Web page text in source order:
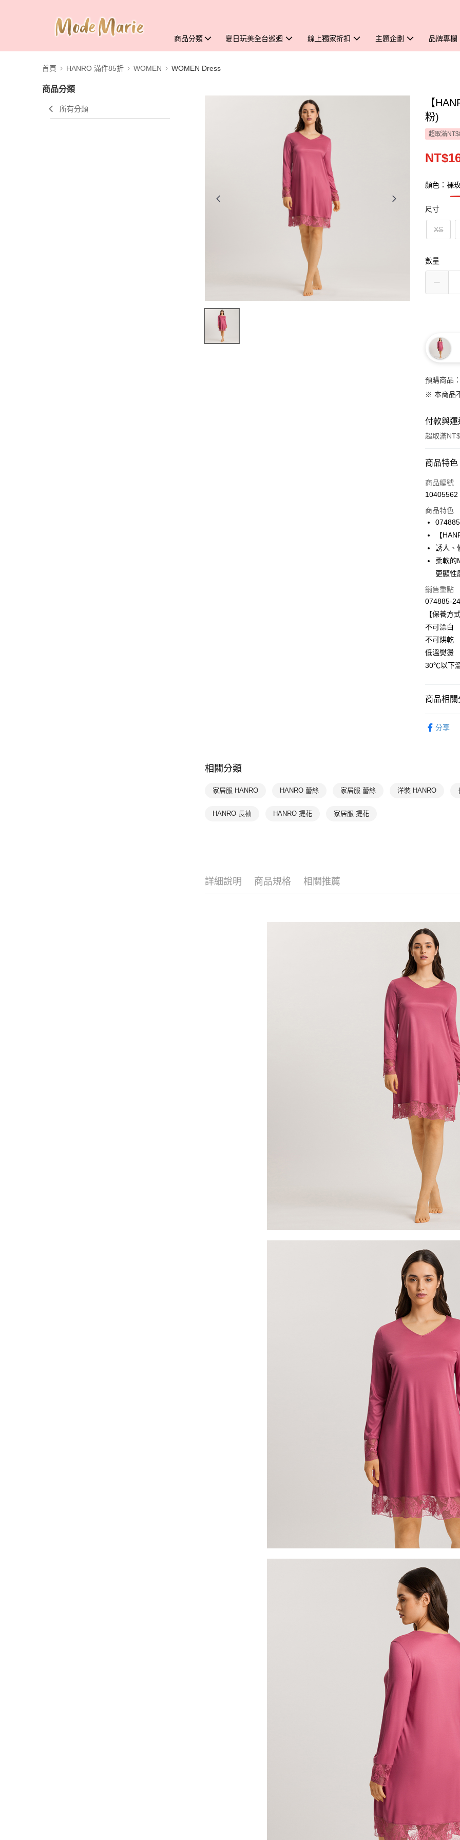
商品分類 夏日玩美全台巡迴 線上獨家折扣 主題企劃 品牌專欄
首頁 HANRO 滿件85折 WOMEN WOMEN Dress
商品分類
所有分類
【
粉)
超取滿
顏色：裸
尺寸
XS
數量
預購商品
※ 本商品
付款與
超取滿
付款方式
信用卡一
合作金
華南商
國泰世
臺灣中
匯豐（
聯邦商
玉山商
台新國
台灣樂
LINE Pay
悠遊付
全盈+PAY
ATM付款
運送方式
付款後全
每筆
每筆
商品特色
商品編號
10405562
商品特色
【
誘人、
柔軟的
更顯性
銷售重點
074885-
【保養方
不可漂白
不可烘乾
低溫熨燙
30℃以下
商品相關
分享
相關分類
家居服 HANRO HANRO 蕾絲 家居服 蕾絲 洋裝 HANRO
HANRO 長袖 HANRO 提花 家居服 提花
詳細說明 商品規格 相關推薦